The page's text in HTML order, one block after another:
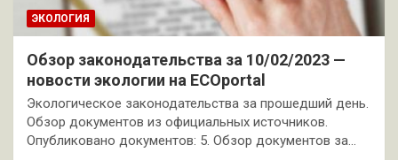
ЭКОЛОГИЯ
Обзор законодательства за 10/02/2023 —
новости экологии на ECOportal
Экологическое законодательства за прошедший день.
Обзор документов из официальных источников.
Опубликовано документов: 5. Обзор документов за…